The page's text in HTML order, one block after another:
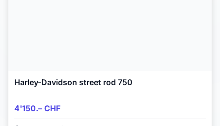
Harley-Davidson street rod 750
4'150.– CHF